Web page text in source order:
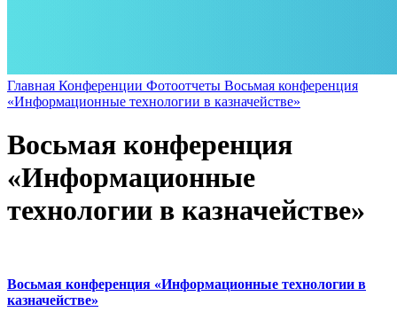
Главная Конференции Фотоотчеты Восьмая конференция
«Информационные технологии в казначействе»
Восьмая конференция
«Информационные
технологии в казначействе»
Восьмая конференция «Информационные технологии в
казначействе»